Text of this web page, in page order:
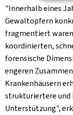
"Innerhalb eines
Gewaltopfern
fragmentiert
koordinierten,
forensische
engeren
Krankenhäusern
strukturiertere und
Unterstützung",